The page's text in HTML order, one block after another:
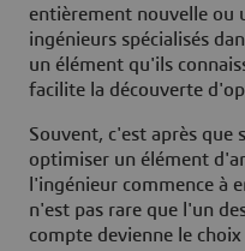
entièrement nouvelle ou
ingénieurs spécialisés
un élément qu'ils
facilite la découverte
Souvent, c'est après que
optimiser un élément
l'ingénieur commence à
n'est pas rare que l'un
compte devienne le